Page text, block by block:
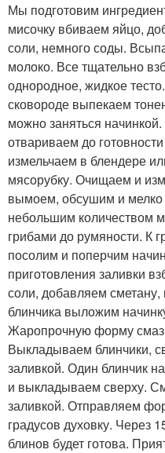
Мы подготовим
мисочку вбиваем яйцо,
соли, немного соды.
молоко. Все тщательно
однородное, жидкое
сковороде выпекаем
можно заняться
отвариваем до
измельчаем в блендере
мясорубку. Очищаем и
вымоем, обсушим и
небольшим количеством
грибами до румяности. К
посолим и поперчим
приготовления заливки
соли, добавляем
блинчика выложим
Жаропрочную форму
Выкладываем блинчики,
заливкой. Один блинчик
и выкладываем сверху.
заливкой. Отправляем
градусов духовку. Через
блинов будет готова.